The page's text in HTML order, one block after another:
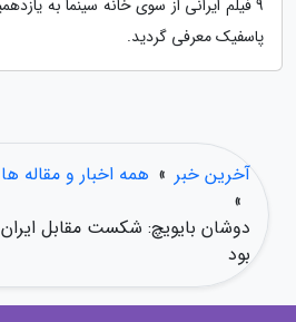
9 فیلم ایرانی از سوی خانه سینما به
پاسفیک معرفی گردید.
آخرین خبر » همه اخبار و مقاله ها
»
دوشان بایویچ: شکست مقابل
بود